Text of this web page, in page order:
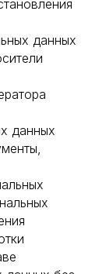
данных
данных